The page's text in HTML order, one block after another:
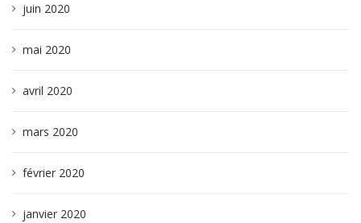
juin 2020
mai 2020
avril 2020
mars 2020
février 2020
janvier 2020